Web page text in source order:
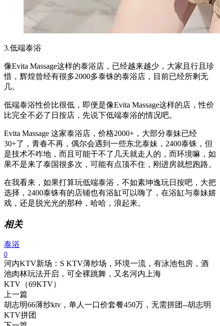
3.低端泰浴
像Evita Massage这样的泰浴店，已经越来越少，大家且行且珍
惜，辉煌曾经有很多2000多泰铢的泰浴店，目前已经所剩无
几。
低端泰浴性价比很低，即便是像Evita Massage这样的店，性价
比完全不必了日按店，先说下低端泰浴的情况吧。
Evita Massage 这家泰浴店，价格2000+，大部分泰妹已经
30+了，青春不再，偶尔会遇到一些东北泰妹，2400泰铢，但
是技术不咋地，而且可能干不了几天就走人的，而环境嘛，如
果不是来了泰国很多次，可能有点顶不住，刚进房就想跑路。
在我看来，如果打算玩低端泰浴，不如素坤逸玩日按吧，大把
选择，2400泰铢有的店铺也有浴缸可以嗨了，在浴缸与泰妹嬉
戏，还是脱光光的那种，哈哈，浪起来。
相关
泰浴
0
河内KTV新场：S KTV薄纱场，环境一流，有泳池包房，酒
池肉林玩法开启，可全裸跳舞，又名河内上海
KTV（69KTV）
上一篇
胡志明66薄纱ktv，单人一口价套餐450万，无需拼团--胡志明
KTV拼团